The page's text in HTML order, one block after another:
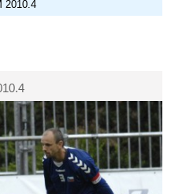
2010.4